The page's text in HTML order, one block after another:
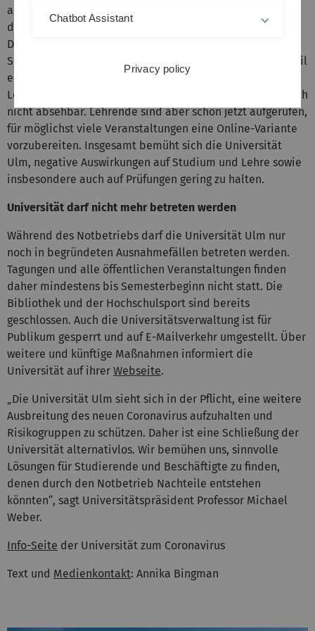
abgesagt. Betroffen sind auch Hochschulprüfungen in
diesem Zeitraum.
Derzeit sind Semesterferien an der Universität Ulm: Das
Sommersemester soll nach derzeitigem Stand am 20. April
eröffnet werden. Wie sich die Coronakrise auf den
Lehrbetrieb im neuen Semester auswirken könnte, ist noch
nicht absehbar. Lehrende sind aber schon jetzt aufgerufen,
für möglichst viele Veranstaltungen eine Online-Variante
vorzubereiten. Insgesamt bemüht sich die Universität
Ulm, negative Auswirkungen auf Studium und Lehre sowie
insbesondere auch auf Prüfungen gering zu halten.
Universität darf nicht mehr betreten werden
Während des Notbetriebs darf die Universität Ulm nur
noch in begründeten Ausnahmefällen betreten werden.
Tagungen und alle öffentlichen Veranstaltungen finden
daher mindestens bis Semesterbeginn nicht statt. Die
Bibliothek und der Hochschulsport sind bereits
geschlossen. Auch die Universitätsverwaltung ist für
Publikum gesperrt und auf E-Mailverkehr umgestellt. Über
weitere und künftige Maßnahmen informiert die
Universität auf ihrer Webseite.
„Die Universität Ulm sieht sich in der Pflicht, eine weitere
Ausbreitung des neuen Coronavirus aufzuhalten und
Risikogruppen zu schützen. Daher ist eine Schließung der
Universität alternativlos. Wir bemühen uns, sinnvolle
Lösungen für Studierende und Beschäftigte zu finden,
denen durch den Notbetrieb Nachteile entstehen
könnten“, sagt Universitätspräsident Professor Michael
Weber.
Info-Seite der Universität zum Coronavirus
Text und Medienkontakt: Annika Bingman
Chatbot Assistant
Privacy policy